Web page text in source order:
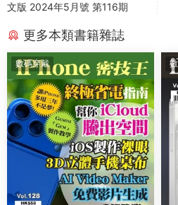
文版 2024年5月號 第116期
更多本類書籍雜誌
數碼穿戴